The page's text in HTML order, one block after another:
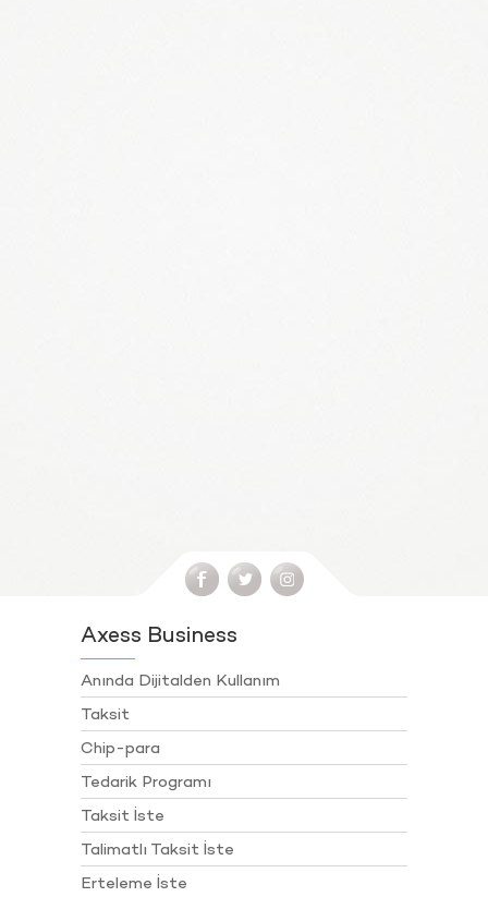
Axess Business
Anında Dijitalden Kullanım
Taksit
Chip-para
Tedarik Programı
Taksit İste
Talimatlı Taksit İste
Erteleme İste